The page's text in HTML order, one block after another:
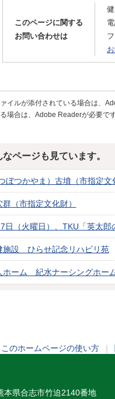
このページに関する
お問い合わせは
イルが添付されている場合は、
場合は、Adobe Readerが必要で
ページも見ています。
ぼつかやま）古墳（市指定文
（市指定文化財）
日（火曜日）、TKU「英太郎
施設 ひらせ記念リハビリ苑
ホーム 紀水ナーシングホー
このホームページの使い方
県合志市竹迫2140番地